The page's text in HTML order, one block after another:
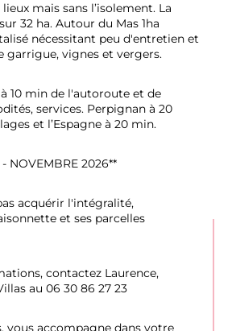
mais sans l’isolement. La
32 ha. Autour du Mas 1ha
nécessitant peu d'entretien et
garrigue, vignes et vergers.
10 min de l'autoroute et de
services. Perpignan à 20
et l’Espagne à 20 min.
NOVEMBRE 2026**
acquérir l'intégralité,
et ses parcelles
contactez Laurence,
au 06 30 86 27 23
vous accompagne dans votre